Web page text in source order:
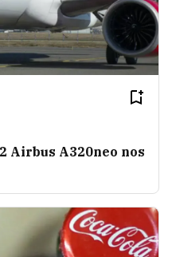
Airbus A320neo nos